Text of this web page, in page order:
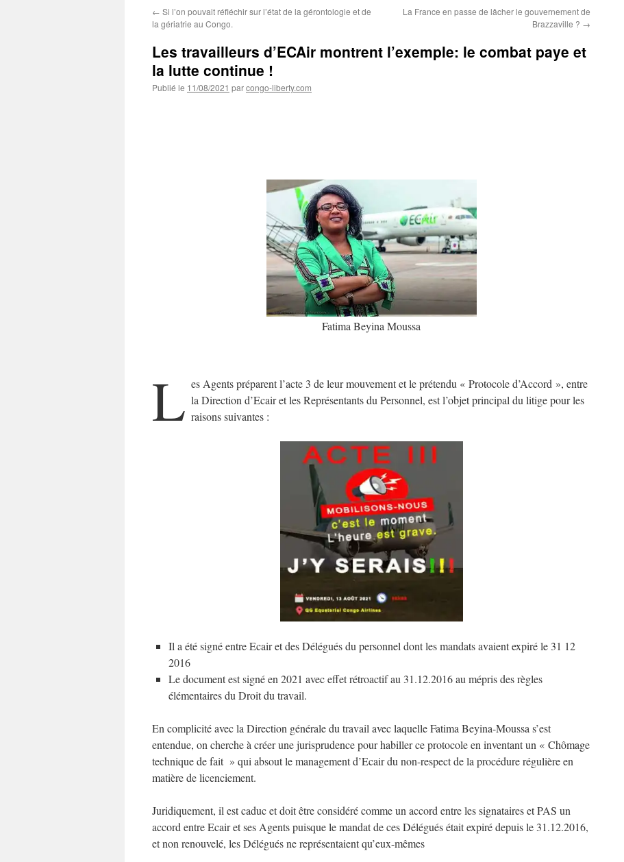
← Si l’on pouvait réfléchir sur l’état de la gérontologie et de
la gériatrie au Congo.
La France en passe de lâcher le gouvernement de
Brazzaville ? →
Les travailleurs d’ECAir montrent l’exemple: le combat paye et
la lutte continue !
Publié le 11/08/2021 parcongo-liberty.com
Fatima Beyina Moussa
L es Agents préparent l’acte 3 de leur mouvement et le prétendu « Protocole d’Accord », entre
la Direction d’Ecair et les Représentants du Personnel, est l’objet principal du litige pour les
raisons suivantes :
Il a été signé entre Ecair et des Délégués du personnel dont les mandats avaient expiré le 31 12
2016
Le document est signé en 2021 avec effet rétroactif au 31.12.2016 au mépris des règles
élémentaires du Droit du travail.
En complicité avec la Direction générale du travail avec laquelle Fatima Beyina-Moussa s’est
entendue, on cherche à créer une jurisprudence pour habiller ce protocole en inventant un « Chômage
technique de fait » qui absout le management d’Ecair du non-respect de la procédure régulière en
matière de licenciement.
Juridiquement, il est caduc et doit être considéré comme un accord entre les signataires et PAS un
accord entre Ecair et ses Agents puisque le mandat de ces Délégués était expiré depuis le 31.12.2016,
et non renouvelé, les Délégués ne représentaient qu’eux-mêmes